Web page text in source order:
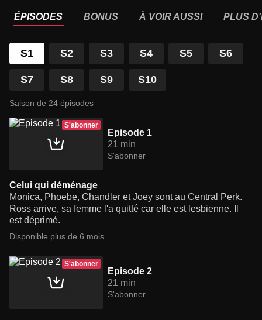
ÉPISODES BONUS À VOIR AUSSI PLUS
S1 S2 S3 S4 S5 S6
S7 S8 S9 S10
Saison de 24 épisodes
S'abonner
Episode 1
21 min
S'abonner
Celui qui déménage
Monica, Phoebe, Chandler et Joey sont au Central Perk.
Ross arrive, sa femme l'a quitté car elle est lesbienne. Il
est déprimé.
Disponible plus de 6 mois
S'abonner
Episode 2
21 min
S'abonner